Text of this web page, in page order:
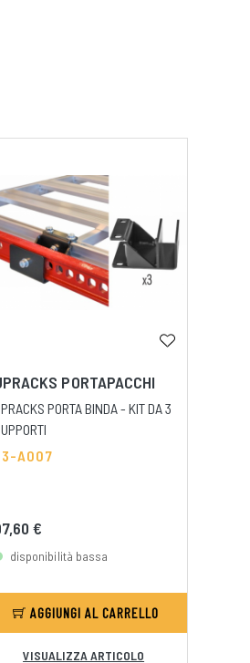
PORTAPACCHI
PORTA BINDA - KIT DA 3
A007
€
disponibilità bassa
AGGIUNGI AL CARRELLO
VISUALIZZA ARTICOLO